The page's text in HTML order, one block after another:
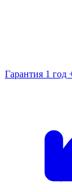
Гарантия 1 год